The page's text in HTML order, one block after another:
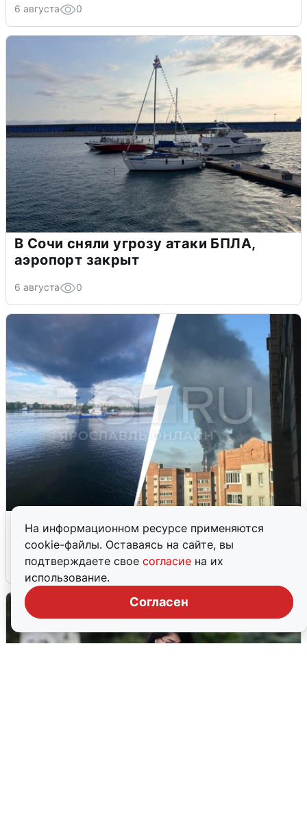
На информационном ресурсе применяются
cookie-файлы. Оставаясь на сайте, вы
подтверждаете свое согласие на их
использование.
Согласен
6 августа 0
В Сочи сняли угрозу атаки БПЛА,
аэропорт закрыт
6 августа 0
Ночная атака БПЛА на Ярославль:
попадания и последствия
6 августа 0